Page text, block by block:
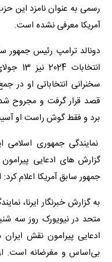
آمریکا معرفی نشده است.
دونالد ترامپ رئیس جمهور
سخنرانی انتخاباتی او در
قصد قرار گرفت و مجروح
برد و فقط گوش راست او
نمایندگی جمهوری
گزارش های ادعایی
جمهور سابق آمریکا اعلام
به گزارش خبرنگار ایرنا،
متحد در نیویورک روز سه
ادعایی پیرامون نقش
بی‌اساس و مغرضانه است.